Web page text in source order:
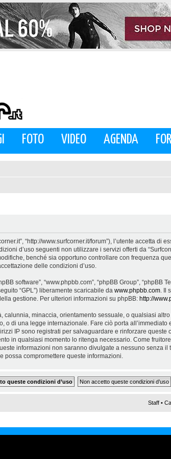
FOTO VIDEO AGENDA
“http://www.surfcorner.it/forum”), l’utente accetta
d’uso seguenti non utilizzare i servizi offerti da
benché sia opportuno controllare con frequenza
delle condizioni d’uso.
software”, “www.phpbb.com”, “phpBB Group”, “phpBB
“GPL”) liberamente scaricabile da www.phpbb.com .
gestione. Per ulteriori informazioni su phpBB: http://
calunnia, minaccia, orientamento sessuale, o qualsiasi
o di una legge internazionale. Fare ciò porta
IP sono registrati per salvaguardare e rinforzare queste
in qualsiasi momento lo ritenga necessario. Come
informazioni non saranno divulgate a nessuno senza il
compromettere queste informazioni.
Staff •